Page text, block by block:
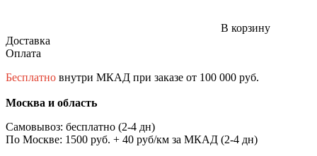
В корзину
Доставка
Оплата
Бесплатно внутри МКАД при заказе от 100 000 руб.
Москва и область
Самовывоз: бесплатно (2-4 дн)
По Москве: 1500 руб. + 40 руб/км за МКАД (2-4 дн)